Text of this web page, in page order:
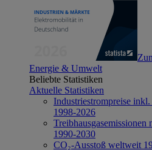
Energie & Umwelt
Beliebte Statistiken
Aktuelle Statistiken
Industriestrompreise
1998-2026
Treibhausgasemissionen
1990-2030
CO₂-Ausstoß weltweit